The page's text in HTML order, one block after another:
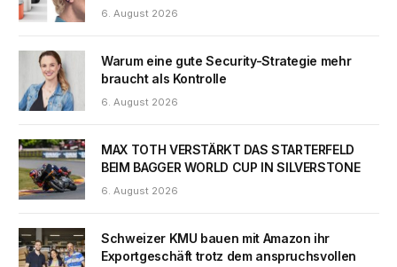
6. August 2026
Warum eine gute Security-Strategie mehr
braucht als Kontrolle
6. August 2026
MAX TOTH VERSTÄRKT DAS STARTERFELD
BEIM BAGGER WORLD CUP IN SILVERSTONE
6. August 2026
Schweizer KMU bauen mit Amazon ihr
Exportgeschäft trotz dem anspruchsvollen